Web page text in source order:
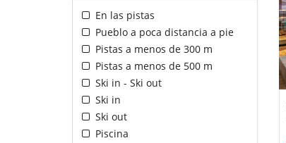
En las pistas
Pueblo a poca distancia a pie
Pistas a menos de 300 m
Pistas a menos de 500 m
Ski in - Ski out
Ski in
Ski out
Piscina